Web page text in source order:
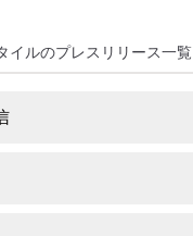
イルのプレスリリース一覧